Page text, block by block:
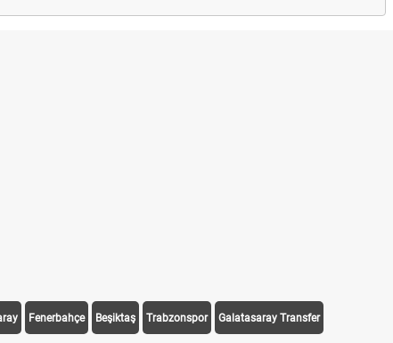
Fenerbahçe Beşiktaş Trabzonspor Galatasaray Transfer